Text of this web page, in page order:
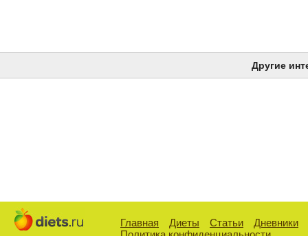
Другие
Главная Диеты Статьи
Дневники